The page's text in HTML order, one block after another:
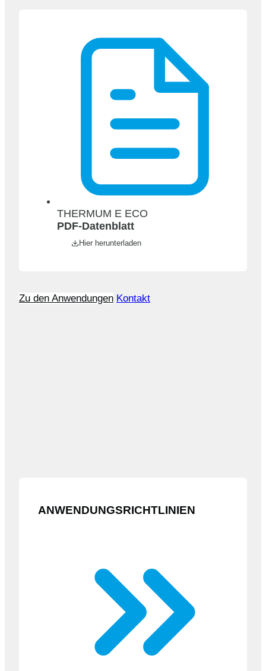
THERMUM E ECO
PDF-Datenblatt
Hier herunterladen
Zu den Anwendungen Kontakt
ANWENDUNGSRICHTLINIEN